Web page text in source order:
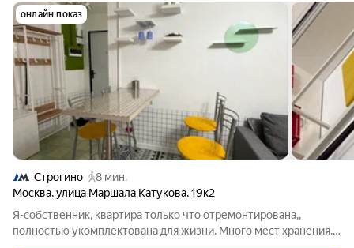
онлайн показ
Строгино
8 мин.
Москва,улица Маршала Катукова,19к2
Я-собственник, квартира только что отремонтирована,,
полностью укомплектована для жизни. Много мест хранения,